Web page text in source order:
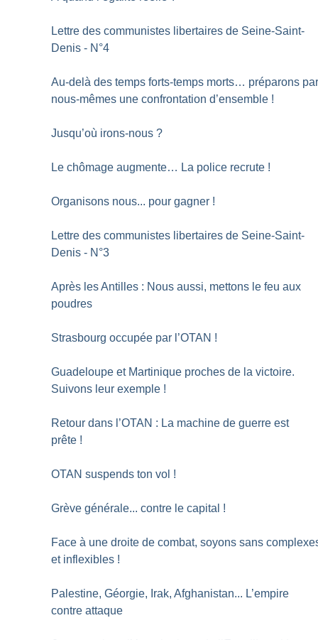
Lettre des communistes libertaires de Seine-Saint-
Denis - N°4
Au-delà des temps forts-temps morts… préparons
nous-mêmes une confrontation d’ensemble !
Jusqu’où irons-nous ?
Le chômage augmente… La police recrute !
Organisons nous... pour gagner !
Lettre des communistes libertaires de Seine-Saint-
Denis - N°3
Après les Antilles : Nous aussi, mettons le feu aux
poudres
Strasbourg occupée par l’OTAN !
Guadeloupe et Martinique proches de la victoire.
Suivons leur exemple !
Retour dans l’OTAN : La machine de guerre est
prête !
OTAN suspends ton vol !
Grève générale... contre le capital !
Face à une droite de combat, soyons sans
et inflexibles !
Palestine, Géorgie, Irak, Afghanistan... L’empire
contre attaque